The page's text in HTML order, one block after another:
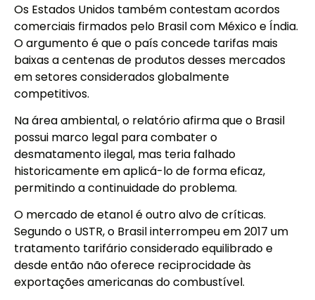
Os Estados Unidos também contestam acordos
comerciais firmados pelo Brasil com México e Índia.
O argumento é que o país concede tarifas mais
baixas a centenas de produtos desses mercados
em setores considerados globalmente
competitivos.
Na área ambiental, o relatório afirma que o Brasil
possui marco legal para combater o
desmatamento ilegal, mas teria falhado
historicamente em aplicá-lo de forma eficaz,
permitindo a continuidade do problema.
O mercado de etanol é outro alvo de críticas.
Segundo o USTR, o Brasil interrompeu em 2017 um
tratamento tarifário considerado equilibrado e
desde então não oferece reciprocidade às
exportações americanas do combustível.